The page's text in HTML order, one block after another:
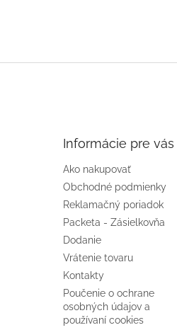
Informácie pre vás
Ako nakupovať
Obchodné podmienky
Reklamačný poriadok
Packeta - Zásielkovňa
Dodanie
Vrátenie tovaru
Kontakty
Poučenie o ochrane
osobných údajov a
používaní cookies